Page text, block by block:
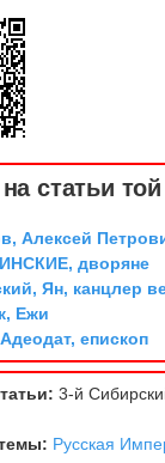
статьи
Алексей
дворяне
Ян, канцлер
Ежи
епископ
3-й
Русская